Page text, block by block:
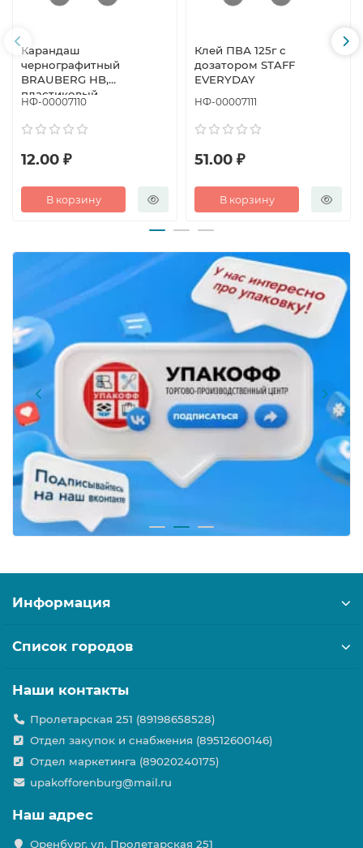
Карандаш
чернографитный
BRAUBERG HB,
пластиковый
НФ-00007110
12.00 ₽
В корзину
Клей ПВА 125г с
дозатором STAFF
EVERYDAY
НФ-00007111
51.00 ₽
В корзину
Информация
Список городов
Наши контакты
Пролетарская 251 (89198658528)
Отдел закупок и снабжения (89512600146)
Отдел маркетинга (89020240175)
upakofforenburg@mail.ru
Наш адрес
Оренбург, ул. Пролетарская 251